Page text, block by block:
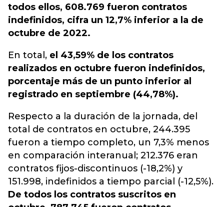
todos ellos, 608.769 fueron contratos
indefinidos, cifra un 12,7% inferior a la de
octubre de 2022.
En total, el 43,59% de los contratos
realizados en octubre fueron indefinidos,
porcentaje más de un punto inferior al
registrado en septiembre (44,78%).
Respecto a la duración de la jornada, del
total de contratos en octubre, 244.395
fueron a tiempo completo, un 7,3% menos
en comparación interanual; 212.376 eran
contratos fijos-discontinuos (-18,2%) y
151.998, indefinidos a tiempo parcial (-12,5%).
De todos los contratos suscritos en